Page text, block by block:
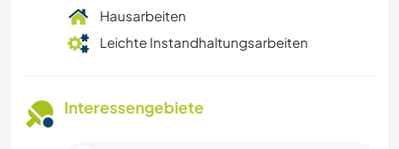
Hausarbeiten
Leichte Instandhaltungsarbeiten
Interessengebiete